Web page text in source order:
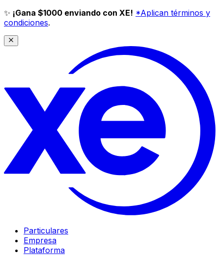
✨ ¡Gana $1000 enviando con XE! *Aplican términos y
condiciones.
Particulares
Empresa
Plataforma